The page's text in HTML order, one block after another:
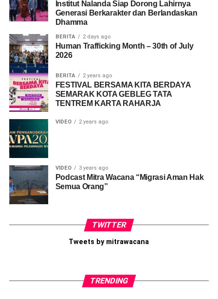
UP NEXT
Walid, Sosok Kharismatik yang Menyesatkan
dalam Serial Bidaah Malaysia
DON'T MISS
Pantangan Dalam Budaya Mayarakat
Minangkabau
Share this:
X
Like this:
Loading...
Institut Nalanda Siap Dorong Lahirnya
Generasi Berkarakter dan Berlandaskan
Dhamma
BERITA 2 days ago
Human Trafficking Month – 30th of July
2026
BERITA 2 years ago
FESTIVAL BERSAMA KITA BERDAYA
SEMARAK KOTA GEBLEG TATA
TENTREM KARTA RAHARJA
VIDEO 2 years ago
VIDEO 3 years ago
Podcast Mitra Wacana “Migrasi Aman Hak
Semua Orang”
TWITTER
Tweets by mitrawacana
TRENDING